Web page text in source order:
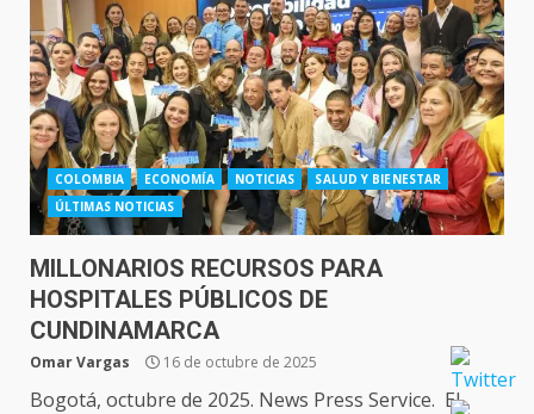
COLOMBIA ECONOMÍA NOTICIAS
SALUD Y BIENESTAR
ÚLTIMAS NOTICIAS
MILLONARIOS RECURSOS PARA
HOSPITALES PÚBLICOS DE
CUNDINAMARCA
Omar Vargas 16 de octubre de 2025
Bogotá, octubre de 2025. News Press Service. El